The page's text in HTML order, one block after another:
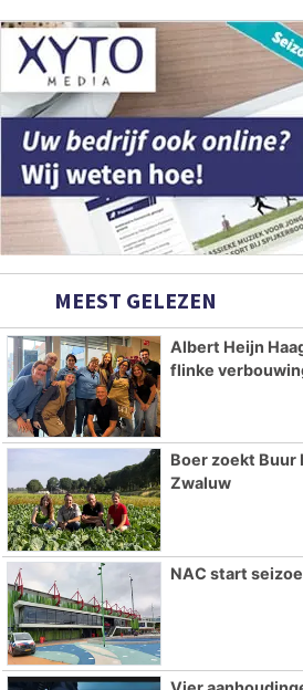
MEEST GELEZEN
Albert Heijn
flinke
Boer zoekt Buur
Zwaluw
NAC start